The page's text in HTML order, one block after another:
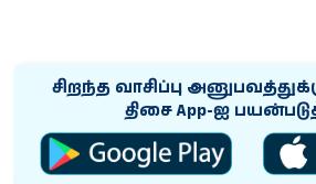
சிறந்த வாசிப்பு
திசை App-ஐ